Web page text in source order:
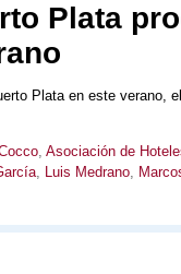
Plata
Plata en este verano,
, Asociación de
, Luis Medrano,